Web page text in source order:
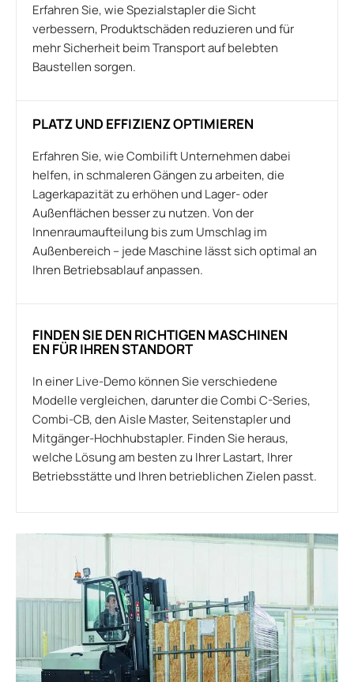
Erfahren Sie, wie Spezialstapler die Sicht
verbessern, Produktschäden reduzieren und für
mehr Sicherheit beim Transport auf belebten
Baustellen sorgen.
PLATZ UND EFFIZIENZ OPTIMIEREN
Erfahren Sie, wie Combilift Unternehmen dabei
helfen, in schmaleren Gängen zu arbeiten, die
Lagerkapazität zu erhöhen und Lager- oder
Außenflächen besser zu nutzen. Von der
Innenraumaufteilung bis zum Umschlag im
Außenbereich – jede Maschine lässt sich optimal an
Ihren Betriebsablauf anpassen.
FINDEN SIE DEN RICHTIGEN MASCHINEN
EN FÜR IHREN STANDORT
In einer Live-Demo können Sie verschiedene
Modelle vergleichen, darunter die Combi C-Series,
Combi-CB, den Aisle Master, Seitenstapler und
Mitgänger-Hochhubstapler. Finden Sie heraus,
welche Lösung am besten zu Ihrer Lastart, Ihrer
Betriebsstätte und Ihren betrieblichen Zielen passt.